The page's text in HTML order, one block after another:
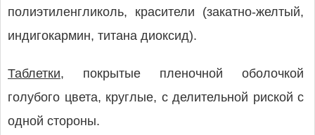
полиэтиленгликоль, красители (закатно-желтый,
индигокармин, титана диоксид).
Таблетки, покрытые пленочной оболочкой
голубого цвета, круглые, с делительной риской с
одной стороны.